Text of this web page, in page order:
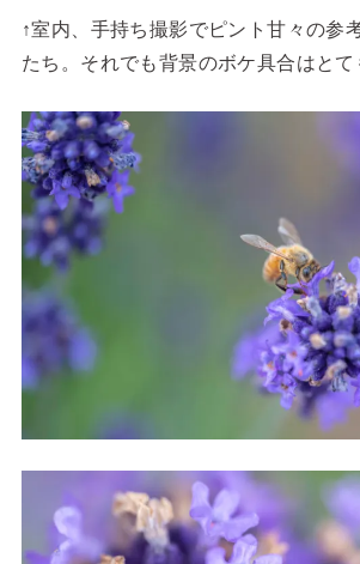
↑室内、手持ち撮影でピント甘々の参
たち。それでも背景のボケ具合はとて